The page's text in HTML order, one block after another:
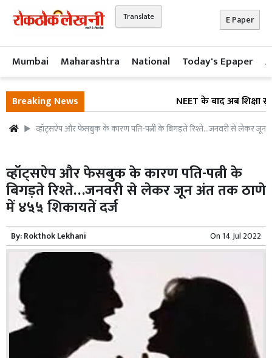
Translate E Paper
Mumbai Maharashtra National Today's Epaper
Breaking News NEET के बाद अब शिक्षा
व्हॉट्सऐप और फेसबुक के कारण पति-पत्नी के बिगड़ते रिश्ते…जनवरी से लेकर
व्हॉट्सऐप और फेसबुक के कारण पति-पत्नी के
बिगड़ते रिश्ते…जनवरी से लेकर जून अंत तक ठाणे
में ४५५ शिकायतें दर्ज
By:Rokthok Lekhani On 14 Jul 2022